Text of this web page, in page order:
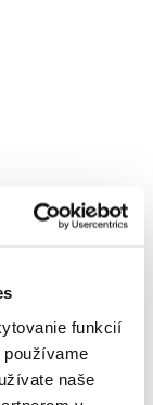
funkcií
naše